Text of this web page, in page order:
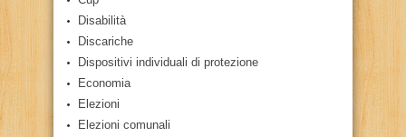
Disabilità
Discariche
Dispositivi individuali di protezione
Economia
Elezioni
Elezioni comunali